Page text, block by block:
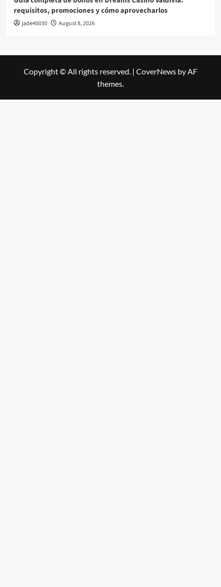
requisitos, promociones y cómo aprovecharlos​
jade40030 August 8, 2026
Copyright © All rights reserved. | CoverNews by AF
themes.